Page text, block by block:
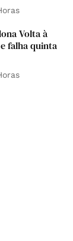
Volta à
falha quinta